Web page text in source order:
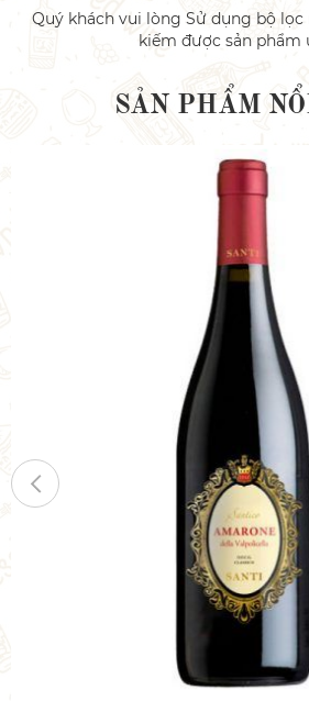
Quý khách vui lòng Sử dụng bộ
kiếm được sản phẩm
SẢN PHẨM